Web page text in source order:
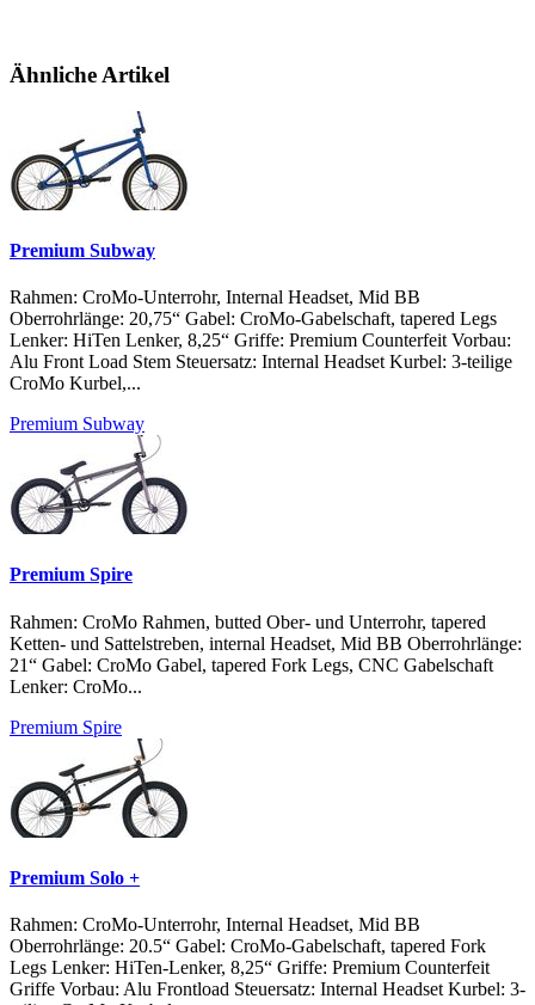
Ähnliche Artikel
Premium Subway
Rahmen: CroMo-Unterrohr, Internal Headset, Mid BB
Oberrohrlänge: 20,75“ Gabel: CroMo-Gabelschaft, tapered Legs
Lenker: HiTen Lenker, 8,25“ Griffe: Premium Counterfeit Vorbau:
Alu Front Load Stem Steuersatz: Internal Headset Kurbel: 3-teilige
CroMo Kurbel,...
Premium Subway
Premium Spire
Rahmen: CroMo Rahmen, butted Ober- und Unterrohr, tapered
Ketten- und Sattelstreben, internal Headset, Mid BB Oberrohrlänge:
21“ Gabel: CroMo Gabel, tapered Fork Legs, CNC Gabelschaft
Lenker: CroMo...
Premium Spire
Premium Solo +
Rahmen: CroMo-Unterrohr, Internal Headset, Mid BB
Oberrohrlänge: 20.5“ Gabel: CroMo-Gabelschaft, tapered Fork
Legs Lenker: HiTen-Lenker, 8,25“ Griffe: Premium Counterfeit
Griffe Vorbau: Alu Frontload Steuersatz: Internal Headset Kurbel: 3-